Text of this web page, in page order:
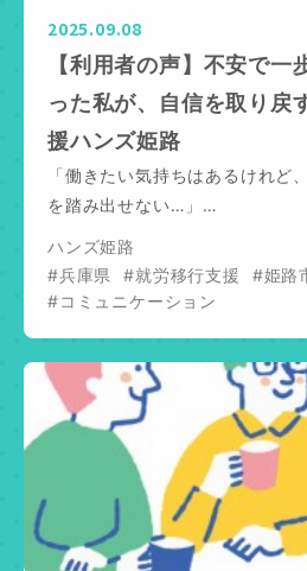
2025.09.08
【利用者の声】不安で一
った私が、自信を取り戻
援ハンズ姫路
「働きたい気持ちはあるけれど
を踏み出せない…」…
ハンズ姫路
#兵庫県
#就労移行支援 #姫路
#コミュニケーション